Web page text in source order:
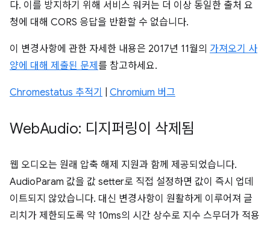
다. 이를 방지하기 위해 서비스 워커는 더 이상 동일한 출처 요
청에 대해 CORS 응답을 반환할 수 없습니다.
이 변경사항에 관한 자세한 내용은 2017년 11월의 가져오기 사
양에 대해 제출된 문제 를 참고하세요.
Chromestatus 추적기 Chromium 버그
WebAudio: 디지퍼링이 삭제됨
웹 오디오는 원래 압축 해제 지원과 함께 제공되었습니다.
AudioParam 값을 값 setter로 직접 설정하면 값이 즉시 업데
이트되지 않았습니다. 대신 변경사항이 원활하게 이루어져 글
리치가 제한되도록 약 10ms의 시간 상수로 지수 스무더가 적용